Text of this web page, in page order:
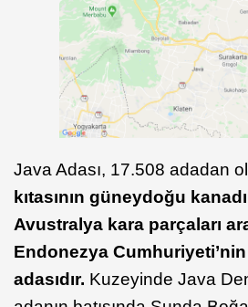
Java Adası, 17.508 adadan
kıtasının güneydoğu
Avustralya kara parçaları
Endonezya
adasıdır. Kuzeyinde Java